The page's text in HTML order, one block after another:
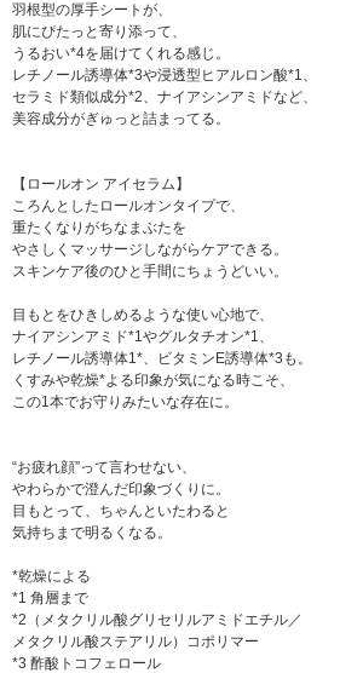
羽根型の厚手シートが、
肌にぴたっと寄り添って、
うるおい*4を届けてくれる感じ。
レチノール誘導体*3や浸透型ヒアルロン酸*1、
セラミド類似成分*2、ナイアシンアミドなど、
美容成分がぎゅっと詰まってる。
【ロールオン アイセラム】
ころんとしたロールオンタイプで、
重たくなりがちなまぶたを
やさしくマッサージしながらケアできる。
スキンケア後のひと手間にちょうどいい。
目もとをひきしめるような使い心地で、
ナイアシンアミド*1やグルタチオン*1、
レチノール誘導体1*、ビタミンE誘導体*3も。
くすみや乾燥*よる印象が気になる時こそ、
この1本でお守りみたいな存在に。
“お疲れ顔”って言わせない、
やわらかで澄んだ印象づくりに。
目もとって、ちゃんといたわると
気持ちまで明るくなる。
*乾燥による
*1 角層まで
*2（メタクリル酸グリセリルアミドエチル／
メタクリル酸ステアリル）コポリマー
*3 酢酸トコフェロール